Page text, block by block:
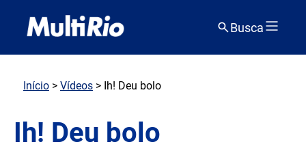
Busca
Início > Vídeos > Ih! Deu bolo
Ih! Deu bolo